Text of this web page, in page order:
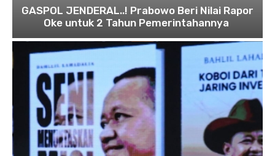
GASPOL JENDERAL..! Prabowo Beri Nilai Rapor
Oke untuk 2 Tahun Pemerintahannya